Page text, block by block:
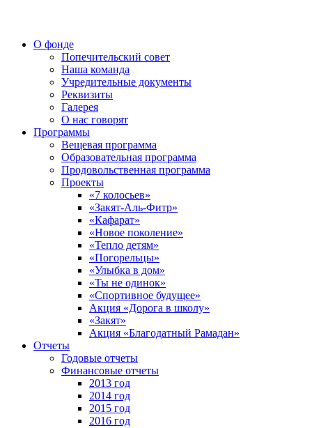
О фонде
Попечительский совет
Наша команда
Учредительные документы
Реквизиты
Галерея
О нас говорят
Программы
Вещевая программа
Образовательная программа
Продовольственная программа
Проекты
«7 колосьев»
«Закят-Аль-Фитр»
«Кафарат»
«Новое поколение»
«Тепло детям»
«Погорельцы»
«Улыбка в дом»
«Ты не одинок»
«Спортивное будущее»
Акция «Дорога в школу»
«Закят»
Акция «Благодатный Рамадан»
Отчеты
Годовые отчеты
Финансовые отчеты
2013 год
2014 год
2015 год
2016 год